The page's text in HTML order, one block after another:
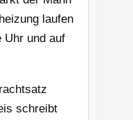
laufen
Uhr und auf
schreibt